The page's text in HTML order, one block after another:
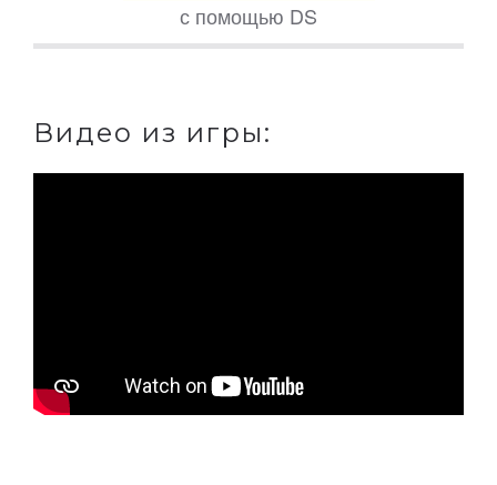
с помощью DS
Видео из игры: